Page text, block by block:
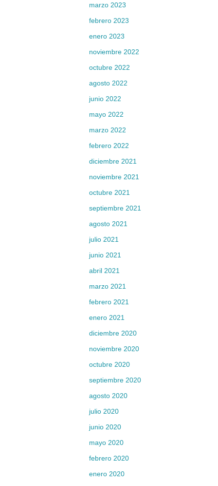
marzo 2023
febrero 2023
enero 2023
noviembre 2022
octubre 2022
agosto 2022
junio 2022
mayo 2022
marzo 2022
febrero 2022
diciembre 2021
noviembre 2021
octubre 2021
septiembre 2021
agosto 2021
julio 2021
junio 2021
abril 2021
marzo 2021
febrero 2021
enero 2021
diciembre 2020
noviembre 2020
octubre 2020
septiembre 2020
agosto 2020
julio 2020
junio 2020
mayo 2020
febrero 2020
enero 2020